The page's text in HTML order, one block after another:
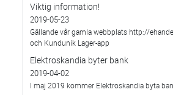
Viktig information!
2019-05-23
Gällande vår gamla webbplats http://
och Kundunik Lager-app
Elektroskandia byter bank
2019-04-02
I maj 2019 kommer Elektroskandia byta